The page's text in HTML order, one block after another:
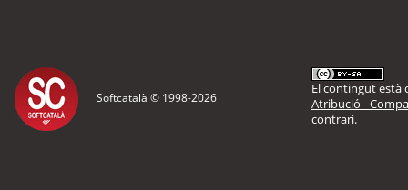
Softcatalà © 1998-2026
El contingut està
Atribució -
contrari.